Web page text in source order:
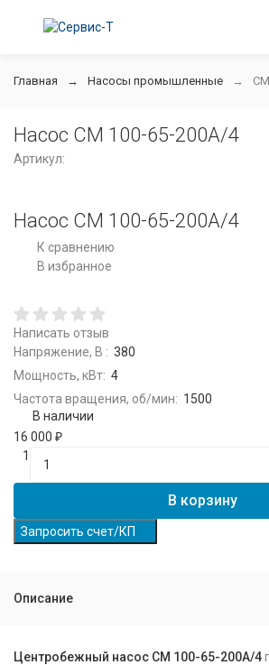
Главная Насосы промышленные
Насос СМ 100-65-200А/4
Артикул:
Насос СМ 100-65-200А/4
К сравнению
В избранное
Написать отзыв
Напряжение, В : 380
Мощность, кВт: 4
Частота вращения, об/мин: 1500
В наличии
16 000 ₽
1
В корзину
Запросить счет/КП
Описание
Центробежный насос СМ 100-65-200А/4